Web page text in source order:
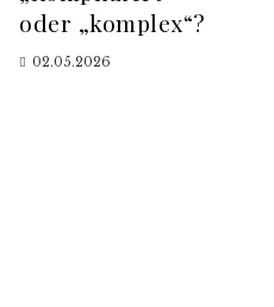
oder „komplex“?
02.05.2026